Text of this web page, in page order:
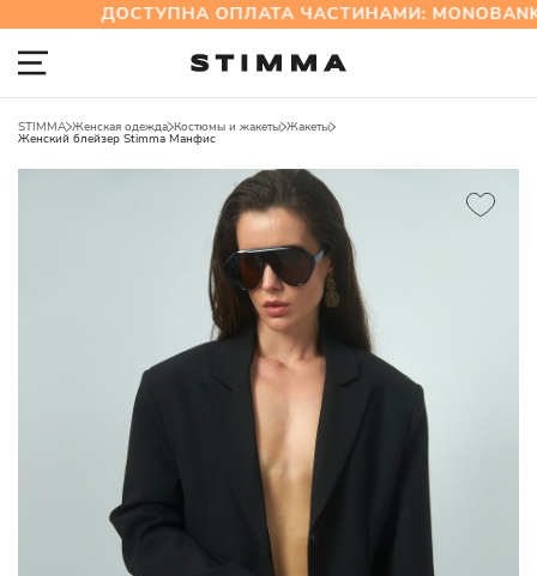
ДОСТУПНА ОПЛАТА ЧАСТИНАМИ:
STIMMA Женская одежда Костюмы и жакеты Жакеты
Женский блейзер Stimma Манфис